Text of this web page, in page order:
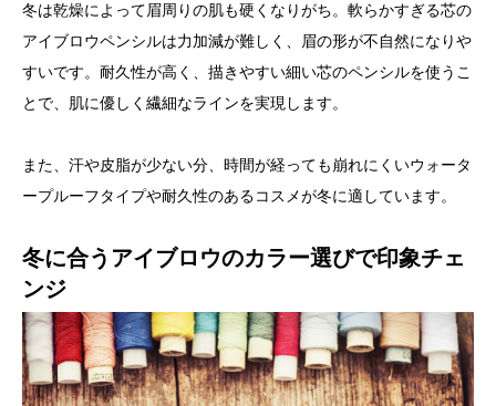
冬は乾燥によって眉周りの肌も硬くなりがち。軟らかすぎる芯の
アイブロウペンシルは力加減が難しく、眉の形が不自然になりや
すいです。耐久性が高く、描きやすい細い芯のペンシルを使うこ
とで、肌に優しく繊細なラインを実現します。
また、汗や皮脂が少ない分、時間が経っても崩れにくいウォータ
ープルーフタイプや耐久性のあるコスメが冬に適しています。
冬に合うアイブロウのカラー選びで印象チェ
ンジ